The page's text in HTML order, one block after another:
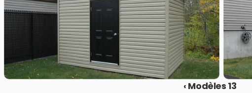
‹ Modèles 13